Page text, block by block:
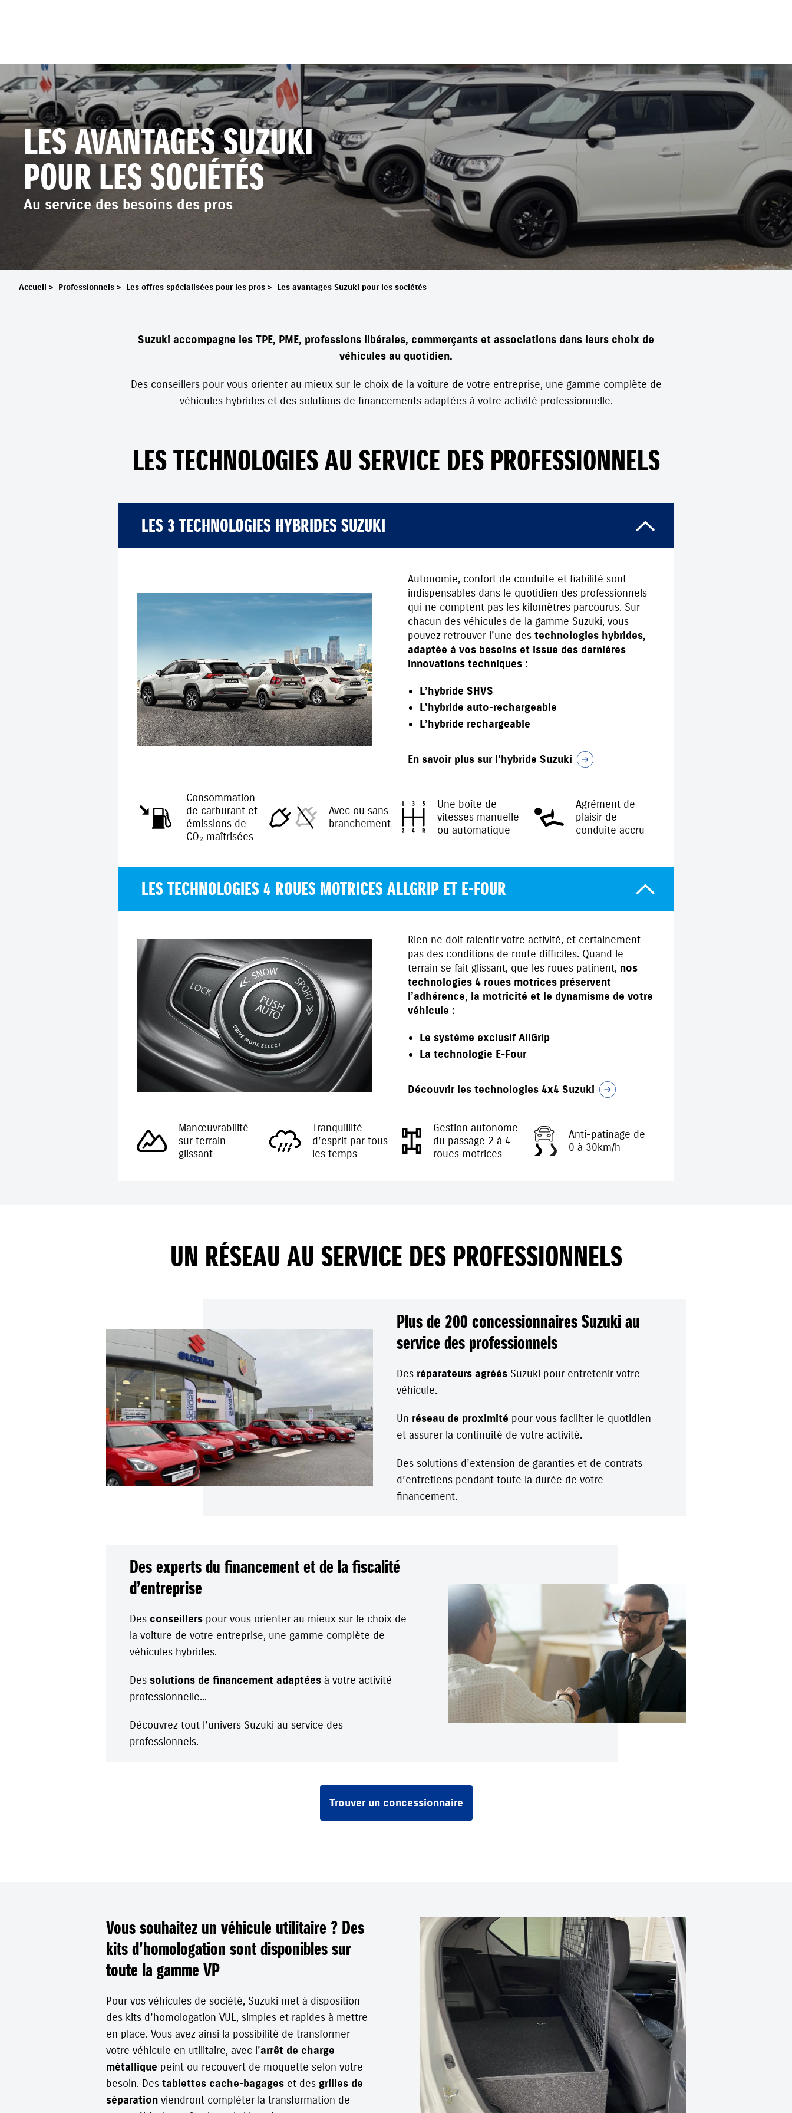
LES AVANTAGES SUZUKI
POUR LES SOCIÉTÉS
Au service des besoins des pros
Accueil > Professionnels > Les offres spécialisées pour les pros > Les avantages Suzuki pour les sociétés
Suzuki accompagne les TPE, PME, professions libérales, commerçants et associations dans leurs choix de
véhicules au quotidien.
Des conseillers pour vous orienter au mieux sur le choix de la voiture de votre entreprise, une gamme complète de
véhicules hybrides et des solutions de financements adaptées à votre activité professionnelle.
LES TECHNOLOGIES AU SERVICE DES PROFESSIONNELS
LES 3 TECHNOLOGIES HYBRIDES SUZUKI
Autonomie, confort de conduite et fiabilité sont
indispensables dans le quotidien des professionnels
qui ne comptent pas les kilomètres parcourus. Sur
chacun des véhicules de la gamme Suzuki, vous
pouvez retrouver l’une des technologies hybrides,
adaptée à vos besoins et issue des dernières
innovations techniques :
L’hybride SHVS
L’hybride auto-rechargeable
L’hybride rechargeable
En savoir plus sur l'hybride Suzuki
Consommation
de carburant et
émissions de
CO₂ maîtrisées
Avec ou sans
branchement
Une boîte de
vitesses manuelle
ou automatique
Agrément de
plaisir de
conduite accru
LES TECHNOLOGIES 4 ROUES MOTRICES ALLGRIP ET E-FOUR
Rien ne doit ralentir votre activité, et certainement
pas des conditions de route difficiles. Quand le
terrain se fait glissant, que les roues patinent, nos
technologies 4 roues motrices préservent
l’adhérence, la motricité et le dynamisme de votre
véhicule :
Le système exclusif AllGrip
La technologie E-Four
Découvrir les technologies 4x4 Suzuki
Manœuvrabilité
sur terrain
glissant
Tranquillité
d’esprit par tous
les temps
Gestion autonome
du passage 2 à 4
roues motrices
Anti-patinage de
0 à 30km/h
UN RÉSEAU AU SERVICE DES PROFESSIONNELS
Plus de 200 concessionnaires Suzuki au
service des professionnels
Des réparateurs agréésSuzuki pour entretenir votre
véhicule.
Un réseau de proximité pour vous faciliter le quotidien
et assurer la continuité de votre activité.
Des solutions d’extension de garanties et de contrats
d’entretiens pendant toute la durée de votre
financement.
Des experts du financement et de la fiscalité
d’entreprise
Des conseillers pour vous orienter au mieux sur le choix de
la voiture de votre entreprise, une gamme complète de
véhicules hybrides.
Des solutions de financement adaptées à votre activité
professionnelle...
Découvrez tout l’univers Suzuki au service des
professionnels.
Trouver un concessionnaire
Vous souhaitez un véhicule utilitaire ? Des
kits d'homologation sont disponibles sur
toute la gamme VP
Pour vos véhicules de société, Suzuki met à disposition
des kits d’homologation VUL, simples et rapides à mettre
en place. Vous avez ainsi la possibilité de transformer
votre véhicule en utilitaire, avec l’arrêt de charge
métallique peint ou recouvert de moquette selon votre
besoin. Des tablettes cache-bagages et des grilles de
séparation viendront compléter la transformation de